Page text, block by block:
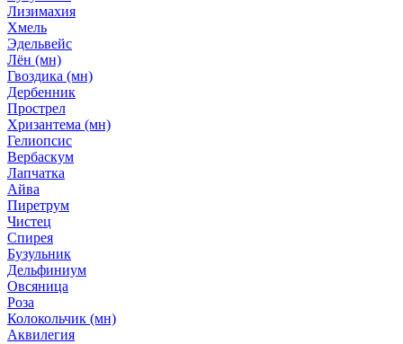
Лизимахия
Хмель
Эдельвейс
Лён (мн)
Гвоздика (мн)
Дербенник
Прострел
Хризантема (мн)
Гелиопсис
Вербаскум
Лапчатка
Айва
Пиретрум
Чистец
Спирея
Бузульник
Дельфиниум
Овсяница
Роза
Колокольчик (мн)
Аквилегия